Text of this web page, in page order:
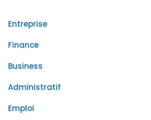
Entreprise
Finance
Business
Administratif
Emploi